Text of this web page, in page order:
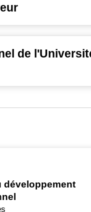
de
développement